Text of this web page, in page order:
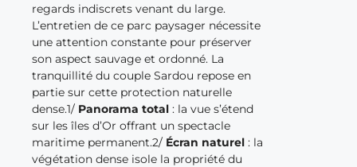
regards indiscrets venant du large.
L’entretien de ce parc paysager nécessite
une attention constante pour préserver
son aspect sauvage et ordonné. La
tranquillité du couple Sardou repose en
partie sur cette protection naturelle
dense.1/ Panorama total : la vue s’étend
sur les îles d’Or offrant un spectacle
maritime permanent.2/ Écran naturel : la
végétation dense isole la propriété du